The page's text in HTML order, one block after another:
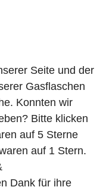
Seite und der
Gasflaschen
Konnten wir
Bitte klicken
auf 5 Sterne
auf 1 Stern.
Dank für ihre